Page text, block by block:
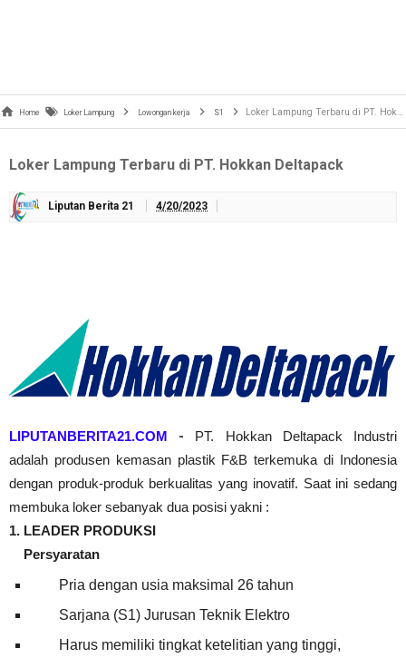
Home Loker Lampung Lowongan kerja S1 Loker Lampung Terbaru di PT. Hokkan Deltapack
Loker Lampung Terbaru di PT. Hokkan Deltapack
Liputan Berita 21 4/20/2023
LIPUTANBERITA21.COM - PT. Hokkan Deltapack Industri
adalah produsen kemasan plastik F&B terkemuka di Indonesia
dengan produk-produk berkualitas yang inovatif. Saat ini sedang
membuka loker sebanyak dua posisi yakni :
1. LEADER PRODUKSI
Persyaratan
Pria dengan usia maksimal 26 tahun
Sarjana (S1) Jurusan Teknik Elektro
Harus memiliki tingkat ketelitian yang tinggi,